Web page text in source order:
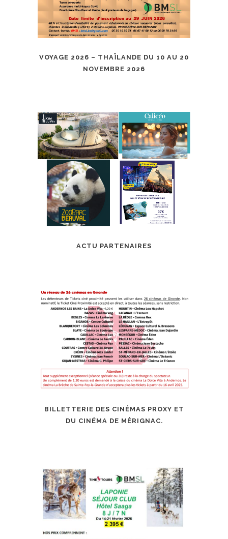
VOYAGE 2026 – THAÏLANDE DU 10 AU 20
NOVEMBRE 2026
ACTU PARTENAIRES
BILLETTERIE DES CINÉMAS PROXY ET
DU CINÉMA DE MÉRIGNAC.